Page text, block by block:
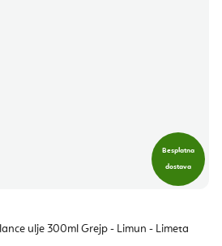
Besplatna
dostava
ulje 300ml Grejp - Limun - Limeta